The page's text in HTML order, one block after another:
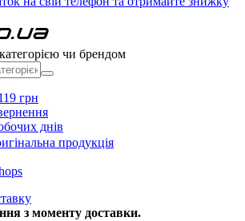
чи брендом
грн
днів
продукція
з моменту доставки.